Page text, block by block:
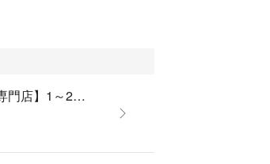
Ryu Cat* 【ラクマ専門店】1～2日発送